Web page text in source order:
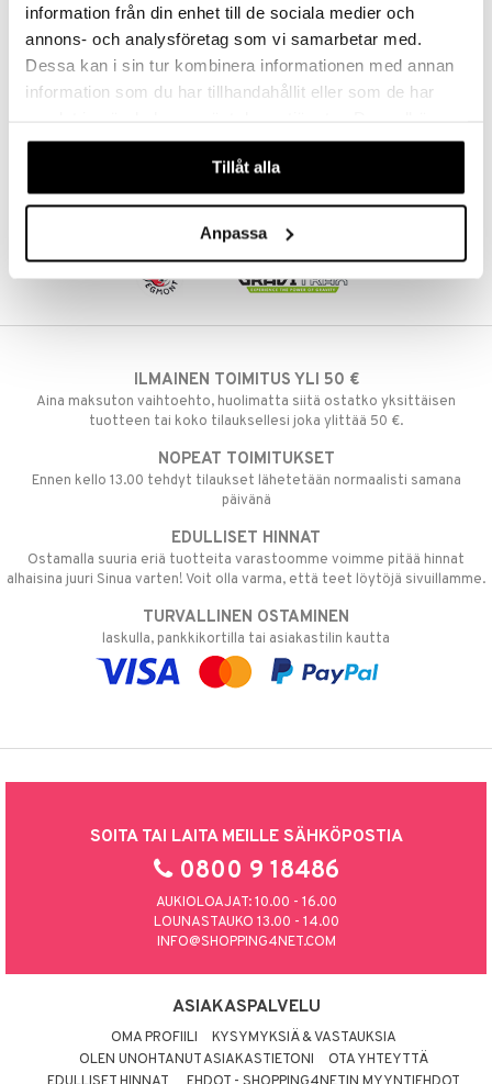
information från din enhet till de sociala medier och
annons- och analysföretag som vi samarbetar med.
Dessa kan i sin tur kombinera informationen med annan
information som du har tillhandahållit eller som de har
våra cookies vid fortsatt användande av vår webbplats.
Tillåt alla
Anpassa
Lehmä
Patrol
Possu
& Pesonen
ILMAINEN TOIMITUS YLI 50 €
Aina maksuton vaihtoehto, huolimatta siitä ostatko yksittäisen
tuotteen tai koko tilauksellesi joka ylittää 50 €.
NOPEAT TOIMITUKSET
Ennen kello 13.00 tehdyt tilaukset lähetetään normaalisti samana
päivänä
EDULLISET HINNAT
Ostamalla suuria eriä tuotteita varastoomme voimme pitää hinnat
alhaisina juuri Sinua varten! Voit olla varma, että teet löytöjä sivuillamme.
TURVALLINEN OSTAMINEN
laskulla, pankkikortilla tai asiakastilin kautta
SOITA TAI LAITA MEILLE SÄHKÖPOSTIA
0800 9 18486
AUKIOLOAJAT: 10.00 - 16.00
LOUNASTAUKO 13.00 - 14.00
INFO@SHOPPING4NET.COM
ASIAKASPALVELU
OMA PROFIILI
KYSYMYKSIÄ & VASTAUKSIA
OLEN UNOHTANUT ASIAKASTIETONI
OTA YHTEYTTÄ